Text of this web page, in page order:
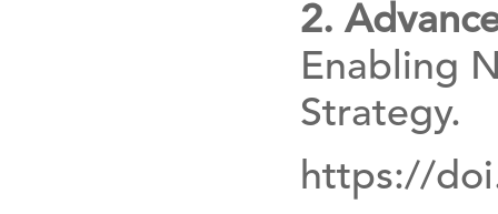
2.
Enabling
Strategy.
https://